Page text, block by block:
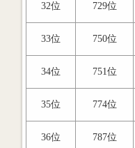
32位 729位
33位 750位
34位 751位
35位 774位
36位 787位